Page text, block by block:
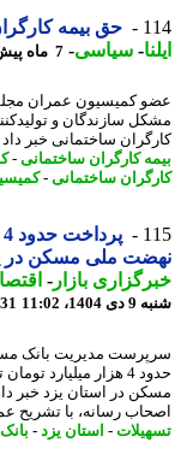
حق بیمه کارگران
-سیاسی-7 ماه پیش - چهارشنبه 10 دی 1404، 10:37
کمیسیون عمران مجلس از
سازندگان و
ساختمانی خبر داد و
کارگران ساختمانی-
ساختمانی-کمیسیون
ملی مسکن در یزد
بازار- اقتصادی
11:02
مدیریت بانک مسکن
حدود 4 هزار میلیارد
در استان یزد خبر داد. -
رسانه، با تشریح
-استان یزد-بانک